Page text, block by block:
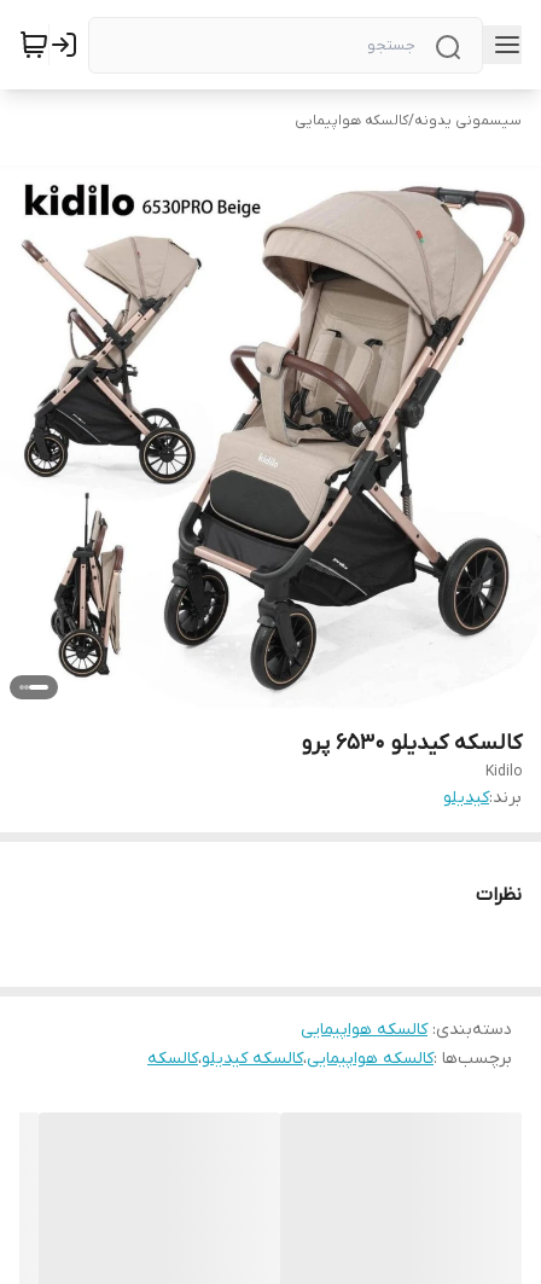
سیسمونی یدونه/کالسکه هواپیمایی
کالسکه کیدیلو ۶۵۳۰ پرو
Kidilo
برند:کیدیلو
نظرات
دسته‌بندی:کالسکه هواپیمایی
برچسب‌ها :کالسکه هواپیمایی،کالسکه کیدیلو،کالسکه